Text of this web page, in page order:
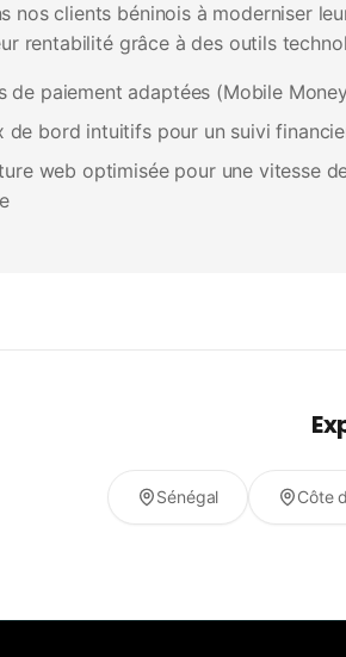
nos clients béninois à moderniser
rentabilité grâce à des outils
de paiement adaptées (Mobile
de bord intuitifs pour un suivi
web optimisée pour une vitesse
Sénégal Côte